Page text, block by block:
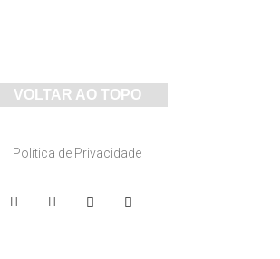
VOLTAR AO TOPO
Política de Privacidade